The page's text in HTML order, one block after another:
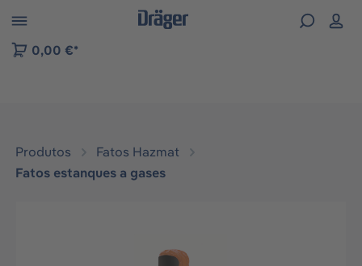
to B2B platform navigation
0,00 €*
Produtos
Fatos Hazmat
Fatos estanques a gases